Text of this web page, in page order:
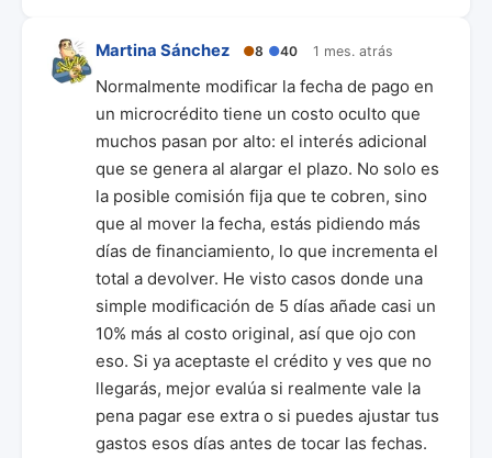
Martina Sánchez ●8 ●40 1 mes. atrás
Normalmente modificar la fecha de pago en
un microcrédito tiene un costo oculto que
muchos pasan por alto: el interés adicional
que se genera al alargar el plazo. No solo es
la posible comisión fija que te cobren, sino
que al mover la fecha, estás pidiendo más
días de financiamiento, lo que incrementa el
total a devolver. He visto casos donde una
simple modificación de 5 días añade casi un
10% más al costo original, así que ojo con
eso. Si ya aceptaste el crédito y ves que no
llegarás, mejor evalúa si realmente vale la
pena pagar ese extra o si puedes ajustar tus
gastos esos días antes de tocar las fechas.